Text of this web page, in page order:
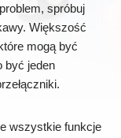
spróbuj
Większość
mogą być
być jeden
wszystkie funkcje